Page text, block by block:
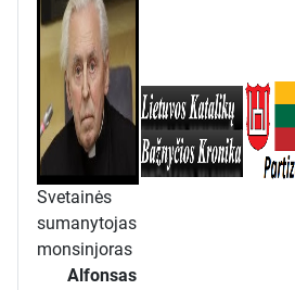
Svetainės
sumanytojas
monsinjoras
Alfonsas